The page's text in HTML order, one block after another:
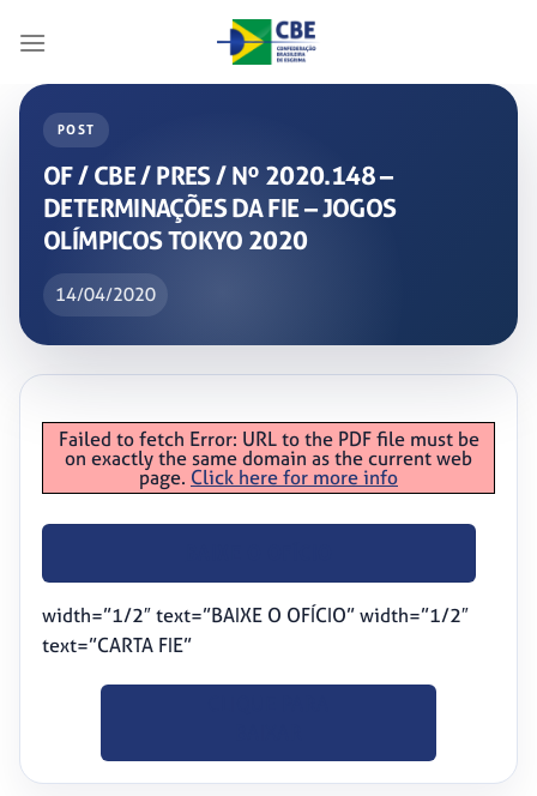
POST
OF / CBE / PRES / Nº 2020.148 –
DETERMINAÇÕES DA FIE – JOGOS
OLÍMPICOS TOKYO 2020
14/04/2020
Failed to fetch Error: URL to the PDF file must be
on exactly the same domain as the current web
page. Click here for more info
width=”1/2″ text=”BAIXE O OFÍCIO” width=”1/2″
text=”CARTA FIE”